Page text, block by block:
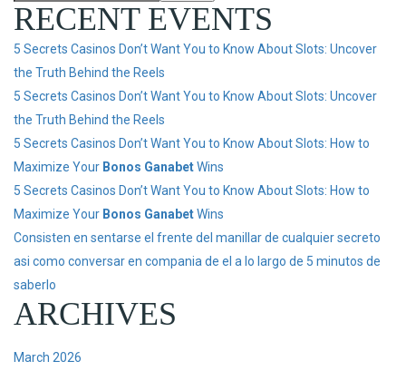
RECENT EVENTS
5 Secrets Casinos Don’t Want You to Know About Slots: Uncover
the Truth Behind the Reels
5 Secrets Casinos Don’t Want You to Know About Slots: Uncover
the Truth Behind the Reels
5 Secrets Casinos Don’t Want You to Know About Slots: How to
Maximize Your Bonos GanabetWins
5 Secrets Casinos Don’t Want You to Know About Slots: How to
Maximize Your Bonos GanabetWins
Consisten en sentarse el frente del manillar de cualquier secreto
asi como conversar en compania de el a lo largo de 5 minutos de
saberlo
ARCHIVES
March 2026